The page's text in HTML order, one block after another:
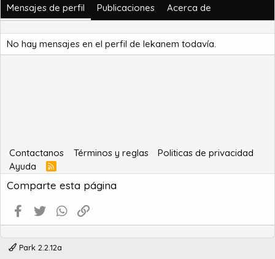
Mensajes de perfil Publicaciones Acerca de
No hay mensajes en el perfil de lekanem todavía.
Contactanos Términos y reglas
Politicas de privacidad
Ayuda
R
S
S
Comparte esta página
Facebook
Twitter WhatsApp
Park 2.2.12a